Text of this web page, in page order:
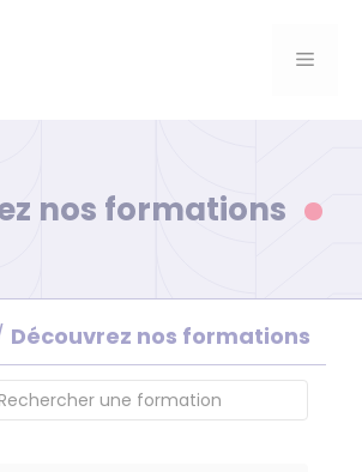
Menu
nos formations
Découvrez nos formations
une formation